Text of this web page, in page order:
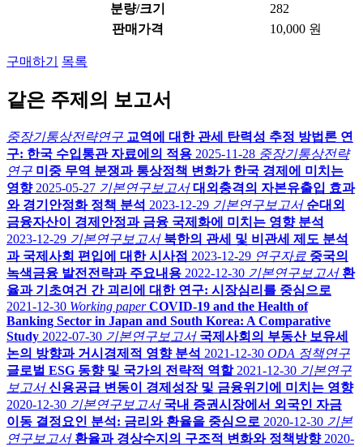
분량/크기
282
판매가격
10,000 원
구매하기 목록
같은 주제의 보고서
중장기통상전략연구 교역에 대한 관세 탄력성 추정 방법론 연
구: 한국 수입통관 자료에의 적용 2025-11-28 중장기통상전략
연구 미중 무역 분쟁과 통상정책 변화가 한국 경제에 미치는
영향 2025-05-27 기본연구보고서 대외충격의 자본유출입 효과
와 경기안정화 정책 분석 2023-12-29 기본연구보고서 순대외
금융자산이 경제안정과 금융 국제화에 미치는 영향 분석
2023-12-29 기본연구보고서 북한의 관세 및 비관세 제도 분석
과 국제사회 편입에 대한 시사점 2023-12-29 연구자료 중국의
녹색금융 발전전략과 주요내용 2022-12-30 기본연구보고서 환
율과 기초여건 간 괴리에 대한 연구: 시장심리를 중심으로
2021-12-30 Working paper COVID-19 and the Health of
Banking Sector in Japan and South Korea: A Comparative
Study 2022-07-30 기본연구보고서 국제사회의 부동산 보유세
논의 방향과 거시경제적 영향 분석 2021-12-30 ODA 정책연구
글로벌 ESG 동향 및 국가의 전략적 역할 2021-12-30 기본연구
보고서 신용공급 변동이 경제성장 및 금융위기에 미치는 영향
2020-12-30 기본연구보고서 국내 증권시장에서 외국인 자금
이동 결정요인 분석: 금리와 환율을 중심으로 2020-12-30 기본
연구보고서 환율과 경상수지의 구조적 변화와 정책방향 2020-